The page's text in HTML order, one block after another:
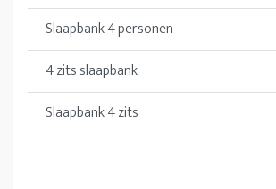
Slaapbank 4 personen
4 zits slaapbank
Slaapbank 4 zits